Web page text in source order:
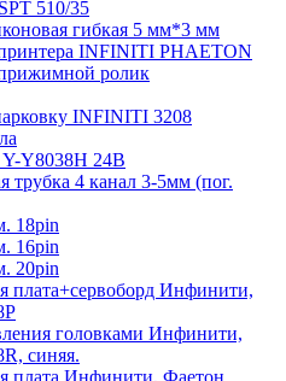
510/35
гибкая 5 мм*3 мм
INFINITI PHAETON
ролик
INFINITI 3208
Y8038H 24B
трубка 4 канал 3-5мм (пог.
18pin
16pin
20pin
плата+сервоборд Инфинити,
головками Инфинити,
синяя.
плата Инфинити, Фаетон